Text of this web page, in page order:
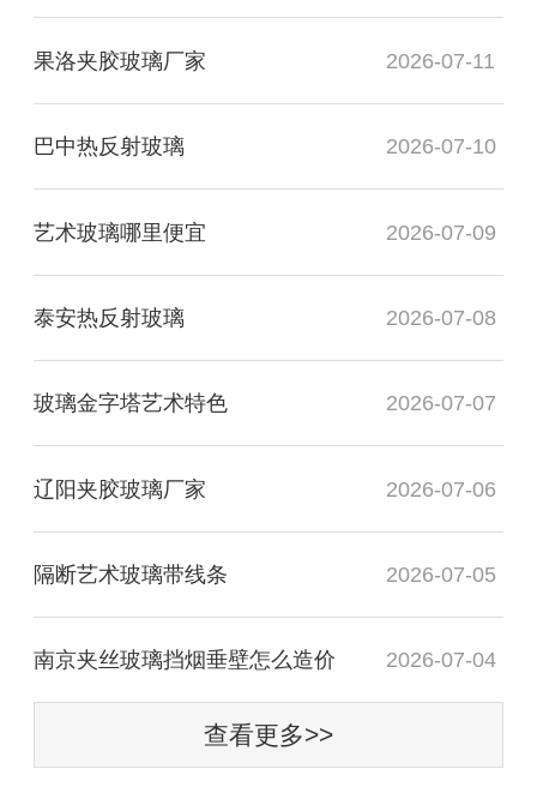
果洛夹胶玻璃厂家 2026-07-11
巴中热反射玻璃 2026-07-10
艺术玻璃哪里便宜 2026-07-09
泰安热反射玻璃 2026-07-08
玻璃金字塔艺术特色 2026-07-07
辽阳夹胶玻璃厂家 2026-07-06
隔断艺术玻璃带线条 2026-07-05
南京夹丝玻璃挡烟垂壁怎么造价 2026-07-04
查看更多>>